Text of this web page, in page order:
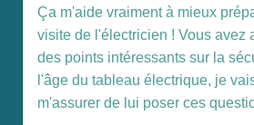
Ça m'aide vraiment à mieux
visite de l'électricien ! Vous avez
des points intéressants sur la
l'âge du tableau électrique, je
m'assurer de lui poser ces